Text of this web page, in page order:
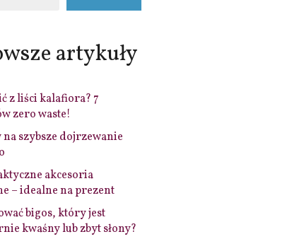
artykuły
z liści kalafiora? 7
zero waste!
na szybsze dojrzewanie
akcesoria
– idealne na prezent
bigos, który jest
kwaśny lub zbyt słony?